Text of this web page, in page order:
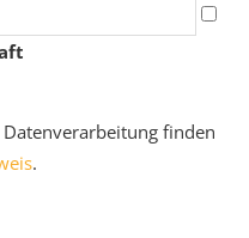
finden
.